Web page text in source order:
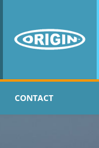
CONTACT